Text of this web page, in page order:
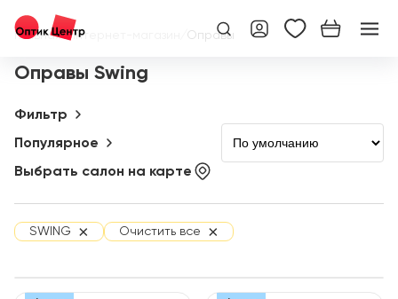
Главная/Интернет-магазин Оправы
Оправы Swing
Фильтр
Популярное
Выбрать салон на карте
SWING × Очистить все ×